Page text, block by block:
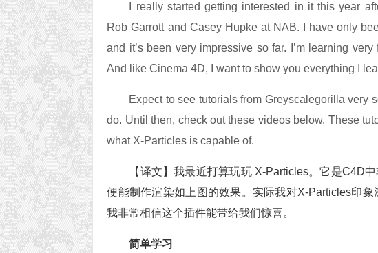
I really started getting interested in it this year
Rob Garrott and Casey Hupke at NAB. I have only
and it’s been very impressive so far. I’m learning
And like Cinema 4D, I want to show you everything I
Expect to see tutorials from Greyscalegorilla very
do. Until then, check out these videos below. These
what X-Particles is capable of.
【译文】我最近打算玩玩 X-Particles。它是C4D
便能制作渲染如上图的效果。实际我对X-Particles印象
我非常相信这个插件能带给我们惊喜。
简单学习